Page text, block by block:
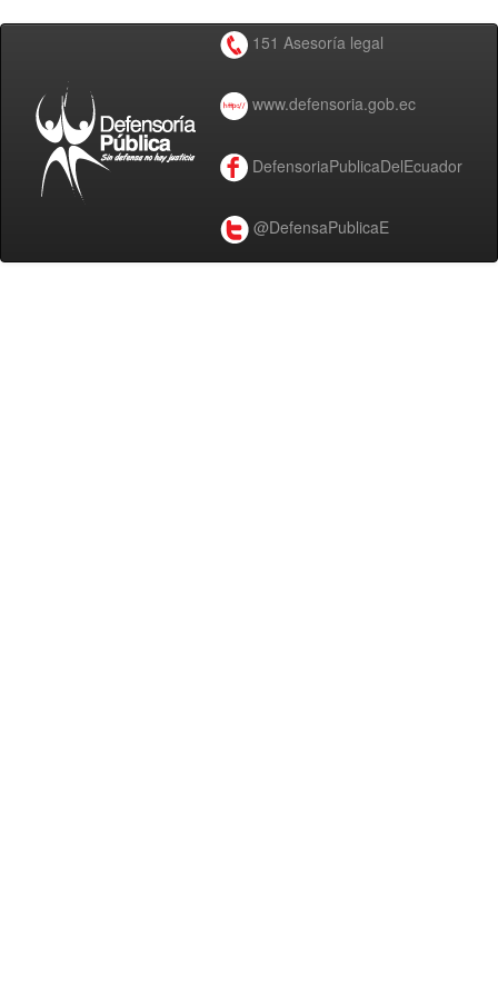
151 Asesoría legal
www.defensoria.gob.ec
DefensoriaPublicaDelEcuador
@DefensaPublicaE